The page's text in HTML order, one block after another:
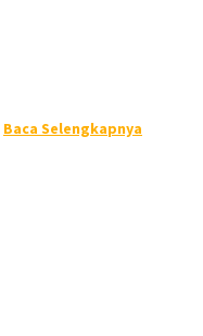
Baca Selengkapnya